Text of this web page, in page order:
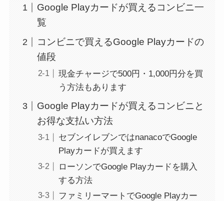
Google Playカードが買えるコンビニ一
覧
コンビニで買えるGoogle Playカードの
値段
現金チャージで500円・1,000円分を買
う方法もあります
Google Playカードが買えるコンビニと
お得な支払い方法
セブンイレブンではnanacoでGoogle
Playカードが買えます
ローソンでGoogle Playカードを購入
する方法
ファミリーマートでGoogle Playカー